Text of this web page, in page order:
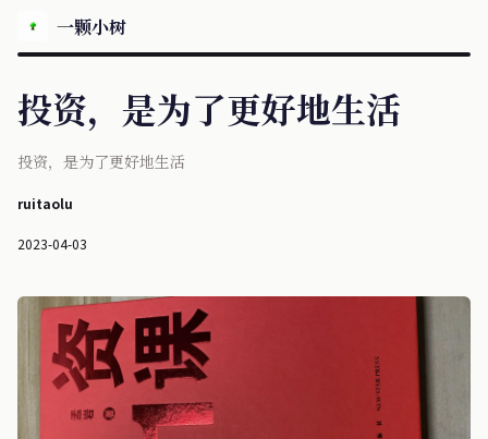
一颗小树
投资，是为了更好地生活
投资，是为了更好地生活
ruitaolu
2023-04-03